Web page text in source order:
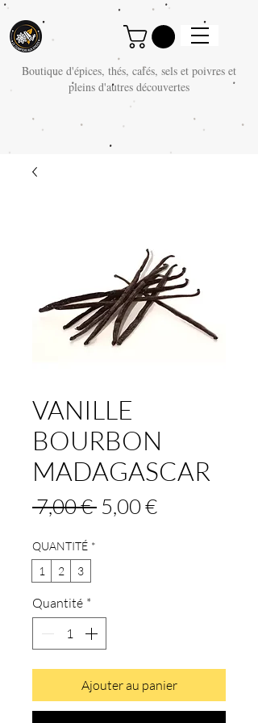
Boutique d'épices, thés, cafés, sels et poivres et
pleins d'autres découvertes
VANILLE
BOURBON
MADAGASCAR
7,00 € Prix
5,00 €Prix
QUANTITÉ *
1
2 3
Quantité *
Ajouter au panier